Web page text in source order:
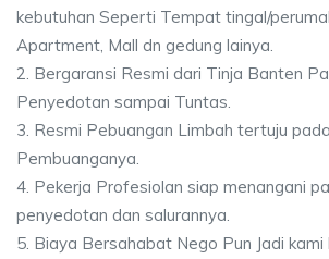
kebutuhan Seperti Tempat tingal/
Apartment, Mall dn gedung lainya.
2. Bergaransi Resmi dari Tinja Banten
Penyedotan sampai Tuntas.
3. Resmi Pebuangan Limbah tertuju
Pembuanganya.
4. Pekerja Profesiolan siap menangani
penyedotan dan salurannya.
5. Biaya Bersahabat Nego Pun Jadi kami